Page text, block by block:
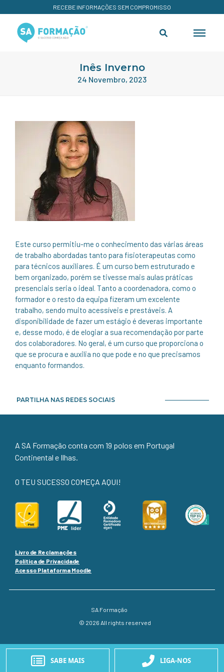
RECEBE INFORMAÇÕES SEM COMPROMISSO
Inês Inverno
24 Novembro, 2023
Este curso permitiu-me o conhecimento das várias áreas
de trabalho abordadas tanto para fisioterapeutas como
para técnicos auxiliares. É um curso bem estruturado e
bem organizado, porém se tivesse mais aulas práticas
presenciais seria o ideal. Tanto a coordenadora, como o
formador e o resto da equipa fizeram um excelente
trabalho, sendo muito acessíveis e prestáveis. A
disponibilidade de fazer um estágio é deveras importante
e, desse modo, é de elogiar a sua recomendação por parte
dos colaboradores. No geral, é um curso que proporciona o
que se procura e auxilia no que pode e no que precisamos
enquanto formandos.
PARTILHA NAS REDES SOCIAIS
A SA Formação conta com 19 polos em Portugal
Continental e Ilhas.
O TEU SUCESSO COMEÇA AQUI!
Livro de Reclamações
Política de Privacidade
Acesso Plataforma Moodle
SA Formação
© 2026 All rights reserved
SABE MAIS LIGA-NOS